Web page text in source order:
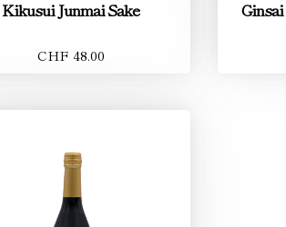
Kikusui Junmai Sake
CHF 48.00